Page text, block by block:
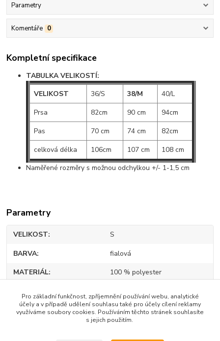
Parametry
Komentáře 0
Kompletní specifikace
TABULKA VELIKOSTÍ:
VELIKOST
36/S 38/M
40/L
Prsa
82cm 90 cm
94cm
Pas
70 cm 74 cm
82cm
celková délka
106cm 107 cm
108 cm
Naměřené rozměry s možnou odchylkou +/- 1-1,5 cm
Parametry
VELIKOST S
BARVA fialová
MATERIÁL 100 % polyester
Zboží zařazeno v kategoriích
Pro základní funkčnost, zpříjemnění používání webu, analytické
účely a v případě udělení souhlasu také pro účely cílení reklamy
využíváme soubory cookies. Používáním těchto stránek souhlasíte
s jejich použitím.